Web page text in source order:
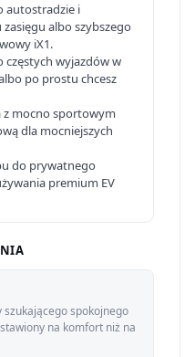
autostradzie i
albo szybszego
iX1.
częstych wyjazdów w
po prostu chcesz
z mocno sportowym
dla mocniejszych
do prywatnego
premium EV
spokojnego
na komfort niż na